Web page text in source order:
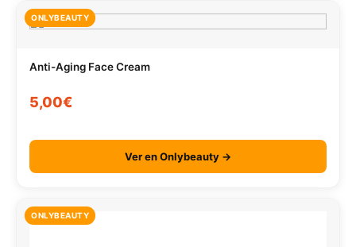
ONLYBEAUTY
Anti-Aging Face Cream
5,00€
Ver en Onlybeauty →
ONLYBEAUTY